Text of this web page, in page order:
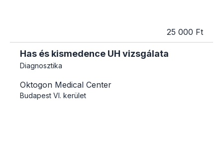
25 000 Ft
Has és kismedence UH vizsgálata
Diagnosztika
Oktogon Medical Center
Budapest VI. kerület